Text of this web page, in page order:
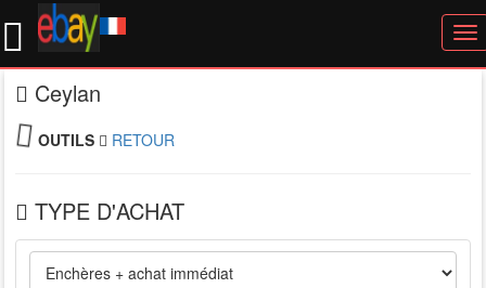
Ceylan
OUTILS RETOUR
TYPE D'ACHAT